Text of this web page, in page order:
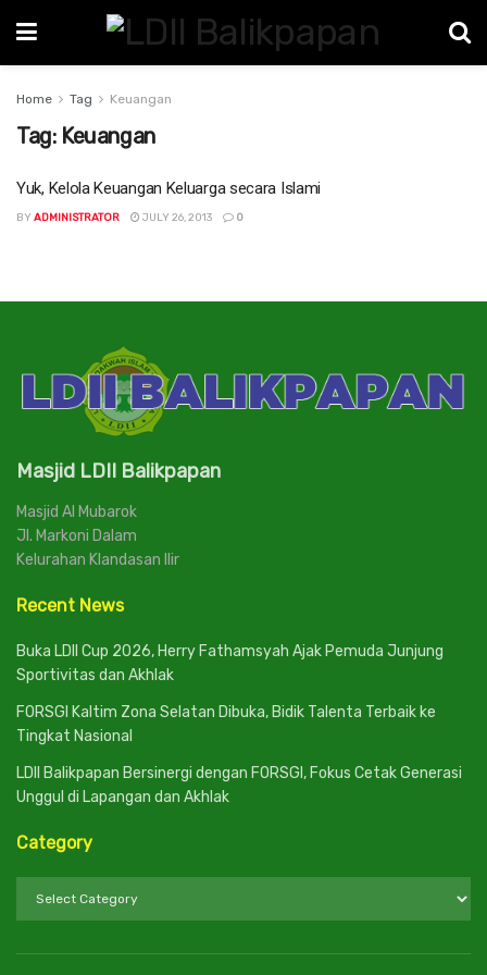
Home Tag Keuangan
Tag: Keuangan
Yuk, Kelola Keuangan Keluarga secara Islami
BY ADMINISTRATOR JULY 26, 2013 0
Masjid LDII Balikpapan
Masjid Al Mubarok
Jl. Markoni Dalam
Kelurahan Klandasan Ilir
Recent News
Buka LDII Cup 2026, Herry Fathamsyah Ajak Pemuda Junjung
Sportivitas dan Akhlak
FORSGI Kaltim Zona Selatan Dibuka, Bidik Talenta Terbaik ke
Tingkat Nasional
LDII Balikpapan Bersinergi dengan FORSGI, Fokus Cetak Generasi
Unggul di Lapangan dan Akhlak
Category